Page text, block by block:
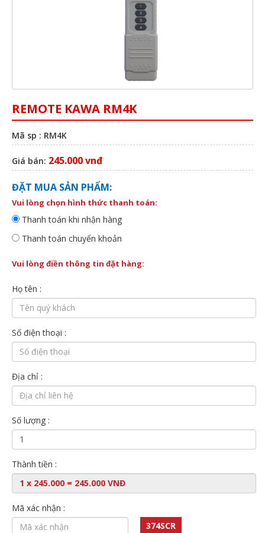
REMOTE KAWA RM4K
Mã sp : RM4K
Giá bán: 245.000 vnđ
ĐẶT MUA SẢN PHẨM:
Vui lòng chọn hình thức thanh toán:
Thanh toán khi nhận hàng
Thanh toán chuyển khoản
Vui lòng điền thông tin đặt hàng:
Họ tên :
Số điện thoại :
Địa chỉ :
Số lượng :
Thành tiền :
Mã xác nhận :
374SCR